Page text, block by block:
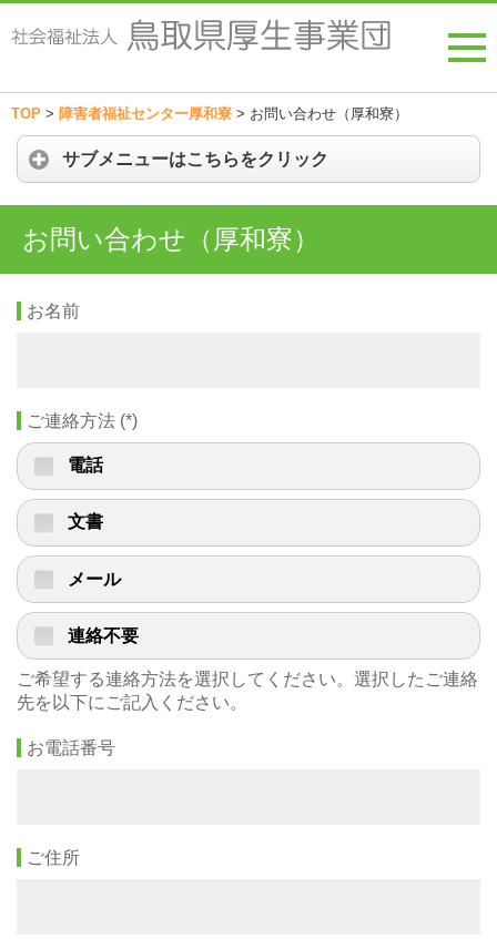
TOP > 障害者福祉センター厚和寮 > お問い合わせ（厚和寮）
サブメニューはこちらをクリック
お問い合わせ（厚和寮）
お名前
ご連絡方法 (*)
電話
文書
メール
連絡不要
ご希望する連絡方法を選択してください。選択したご連絡
先を以下にご記入ください。
お電話番号
ご住所